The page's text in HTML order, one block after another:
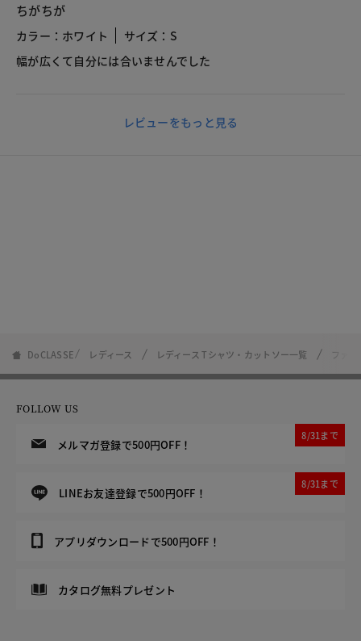
ちがちが
カラー：ホワイト
サイズ：S
幅が広くて自分には合いませんでした
レビューをもっと見る
DoCLASSE レディース レディース Tシャツ・カットソー一覧 ファ
FOLLOW US
メルマガ登録で500円OFF！
8/31まで
LINEお友達登録で500円OFF！
8/31まで
アプリダウンロードで500円OFF！
カタログ無料プレゼント